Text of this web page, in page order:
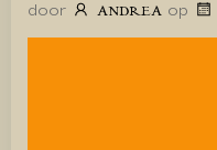
door ANDREA op